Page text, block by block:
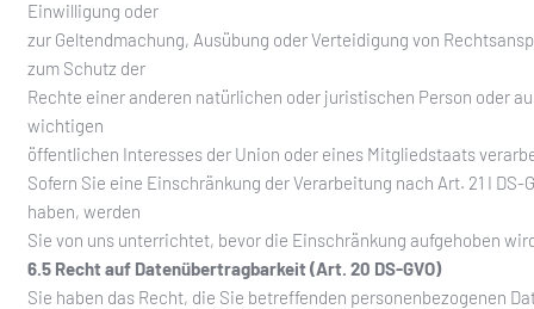
Einwilligung oder
zur Geltendmachung, Ausübung oder Verteidigung von
zum Schutz der
Rechte einer anderen natürlichen oder juristischen Person oder
wichtigen
öffentlichen Interesses der Union oder eines Mitgliedstaats
Sofern Sie eine Einschränkung der Verarbeitung nach Art. 21 I DS-
haben, werden
Sie von uns unterrichtet, bevor die Einschränkung aufgehoben
6.5 Recht auf Datenübertragbarkeit (Art. 20 DS-GVO)
Sie haben das Recht, die Sie betreffenden personenbezogenen